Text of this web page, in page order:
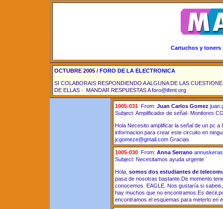
Cartuchos y toners
OCTUBRE 2005 / FORO DE LA ELECTRONICA
SI COLABORAIS RESPONDIENDO A ALGUNA DE LAS
DE ELLAS - MANDAR RESPUESTAS Aforo@ifent.org
1005-031 From: Juan Carlos Gomez
Subject: Amplificador de señal- Monitores
Hola Necesito amplificar la señal de un pc
informacion para crear este circuito en
jcgomeze@gmail.com Gracias
1005-030 From: Anna Serrano
Subject: Necesitamos ayuda urgente
Hola, somos dos estudiantes de
pasa de nosotras bastante.De momento
conocemos. EAGLE. Nos gustaría si
hay muchos que no encontramos.Es
encontramos el esquemas para meterlo en